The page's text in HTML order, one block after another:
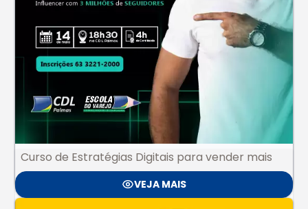
Curso de Estratégias Digitais para vender mais
VEJA MAIS